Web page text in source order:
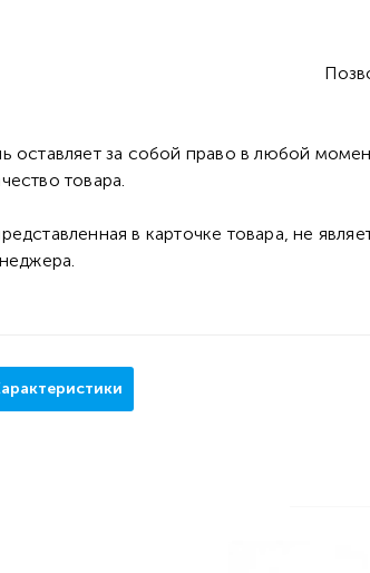
оставляет за собой право в любой
товара.
в карточке товара, не